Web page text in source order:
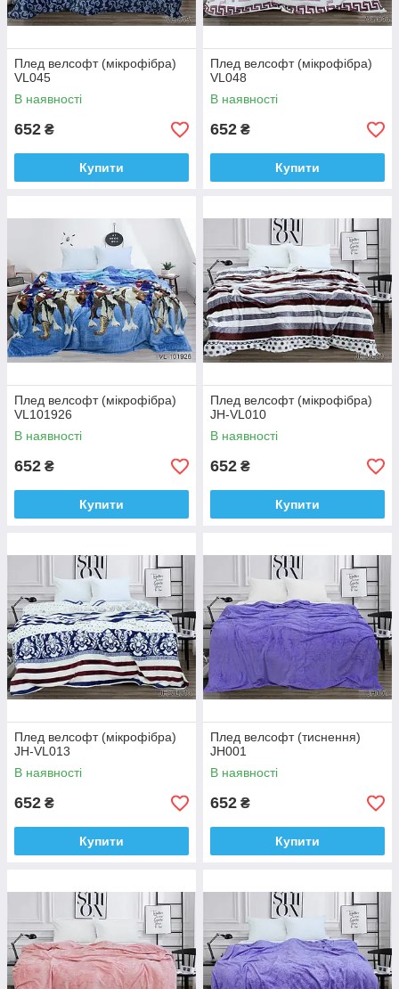
Плед велсофт (мікрофібра)
VL045
В наявності
652 ₴
Купити
Плед велсофт (мікрофібра)
VL048
В наявності
652 ₴
Купити
Плед велсофт (мікрофібра)
VL101926
В наявності
652 ₴
Купити
Плед велсофт (мікрофібра)
JH-VL010
В наявності
652 ₴
Купити
Плед велсофт (мікрофібра)
JH-VL013
В наявності
652 ₴
Купити
Плед велсофт (тиснення)
JH001
В наявності
652 ₴
Купити